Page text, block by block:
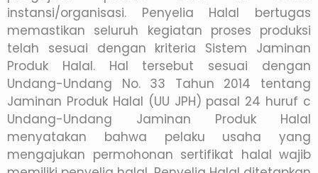
instansi/organisasi. Penyelia Halal bertugas
memastikan seluruh kegiatan proses produksi
telah sesuai dengan kriteria Sistem Jaminan
Produk Halal. Hal tersebut sesuai dengan
Undang-Undang No. 33 Tahun 2014 tentang
Jaminan Produk Halal (UU JPH) pasal 24 huruf c
Undang-Undang Jaminan Produk Halal
menyatakan bahwa pelaku usaha yang
mengajukan permohonan sertifikat halal wajib